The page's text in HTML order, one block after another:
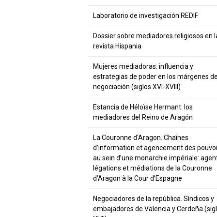
Laboratorio de investigación REDIF
Dossier sobre mediadores religiosos en
revista Hispania
Mujeres mediadoras: influencia y
estrategias de poder en los márgenes de
negociación (siglos XVI-XVIII)
Estancia de Héloïse Hermant: los
mediadores del Reino de Aragón
La Couronne d'Aragon. Chaînes
d’information et agencement des
au sein d’une monarchie impériale:
légations et médiations de la Couronne
d’Aragon à la Cour d’Espagne
Negociadores de la república. Síndicos y
embajadores de Valencia y Cerdeña